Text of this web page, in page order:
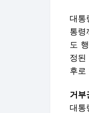
대통
통령
도
정된
후로
거부
대통